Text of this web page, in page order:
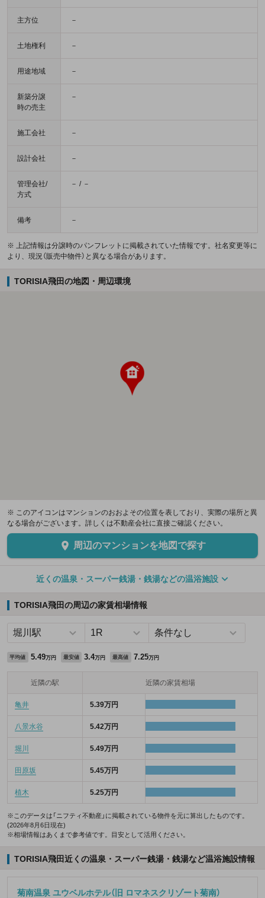
主方位 －
土地権利 －
用途地域 －
新築分譲
時の売主
－
施工会社 －
設計会社 －
管理会社/
方式
－ / －
備考 －
※ 上記情報は分譲時のパンフレットに掲載されていた情報です。社名変更等に
より、現況（販売中物件）と異なる場合があります。
TORISIA飛田の地図・周辺環境
※ このアイコンはマンションのおおよその位置を表しており、実際の場所と異
なる場合がございます。詳しくは不動産会社に直接ご確認ください。
周辺のマンションを地図で探す
近くの温泉・スーパー銭湯・銭湯などの温浴施設
TORISIA飛田の周辺の家賃相場情報
平均値 5.49万円 最安値 3.4万円 最高値 7.25万円
近隣の駅 近隣の家賃相場
亀井 5.39万円
八景水谷 5.42万円
堀川 5.49万円
田原坂 5.45万円
植木 5.25万円
※このデータは「ニフティ不動産」に掲載されている物件を元に算出したものです。
(2026年8月6日現在)
※相場情報はあくまで参考値です。目安として活用ください。
TORISIA飛田近くの温泉・スーパー銭湯・銭湯など温浴施設情報
菊南温泉 ユウベルホテル（旧 ロマネスクリゾート菊南）